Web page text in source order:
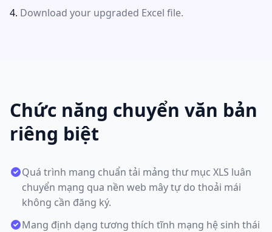
Download your upgraded Excel file.
Chức năng chuyển văn bản
riêng biệt
Quá trình mang chuẩn tải mảng thư mục XLS luân
chuyển mạng qua nền web mây tự do thoải mái
không cần đăng ký.
Mang định dạng tương thích tĩnh mạng hệ sinh thái